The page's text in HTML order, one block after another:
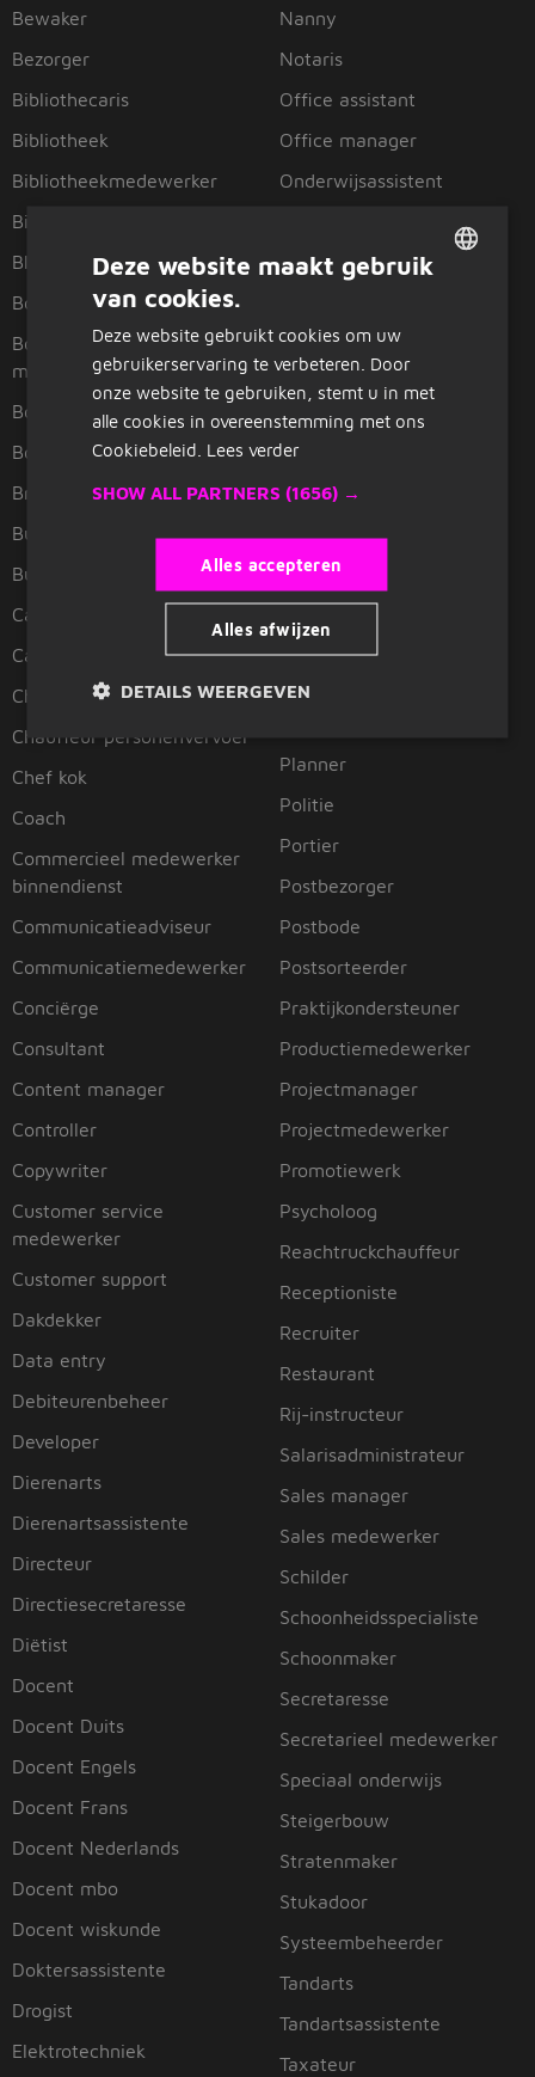
Bewaker
Bezorger
Bibliothecaris
Bibliotheek
Bibliotheekmedewerker
Bijrijder
Bloemist
Boekhouder
Boekhoudkundig
medewerker
Bouwkundig tekenaar
Bouwvakker
Brandweer
Buschauffeur
Business controller
Caissière
Callcenter medewerker
Chauffeur
Chauffeur personenvervoer
Chef kok
Coach
Commercieel medewerker
binnendienst
Communicatieadviseur
Communicatiemedewerker
Conciërge
Consultant
Content manager
Controller
Copywriter
Customer service
medewerker
Customer support
Dakdekker
Data entry
Debiteurenbeheer
Developer
Dierenarts
Dierenartsassistente
Directeur
Directiesecretaresse
Diëtist
Docent
Docent Duits
Docent Engels
Docent Frans
Docent Nederlands
Docent mbo
Docent wiskunde
Doktersassistente
Drogist
Elektrotechniek
Nanny
Notaris
Office assistant
Office manager
Onderwijsassistent
Oppas
Orthodontist
Ouderenzorg
Pakketbezorger
Parkeerwachter
Pedagogisch medewerker
Pedagogisch medewerker
Pedagogisch medewerker
kinderopvang
Planner
Politie
Portier
Postbezorger
Postbode
Postsorteerder
Praktijkondersteuner
Productiemedewerker
Projectmanager
Projectmedewerker
Promotiewerk
Psycholoog
Reachtruckchauffeur
Receptioniste
Recruiter
Restaurant
Rij-instructeur
Salarisadministrateur
Sales manager
Sales medewerker
Schilder
Schoonheidsspecialiste
Schoonmaker
Secretaresse
Secretarieel medewerker
Speciaal onderwijs
Steigerbouw
Stratenmaker
Stukadoor
Systeembeheerder
Tandarts
Tandartsassistente
Taxateur
Deze website maakt gebruik
van cookies.
Deze website gebruikt cookies om uw
gebruikerservaring te verbeteren. Door
onze website te gebruiken, stemt u in met
alle cookies in overeenstemming met ons
Cookiebeleid. Lees verder
SHOW ALL PARTNERS (1656) →
Alles accepteren
Alles afwijzen
DETAILS WEERGEVEN